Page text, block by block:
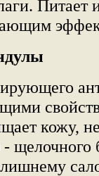
Питает
кожу,
- щелочного